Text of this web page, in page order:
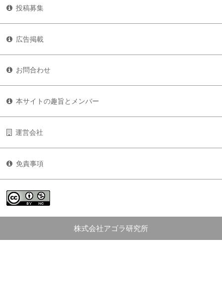
投稿募集
広告掲載
お問合わせ
本サイトの趣旨とメンバー
運営会社
免責事項
株式会社アゴラ研究所